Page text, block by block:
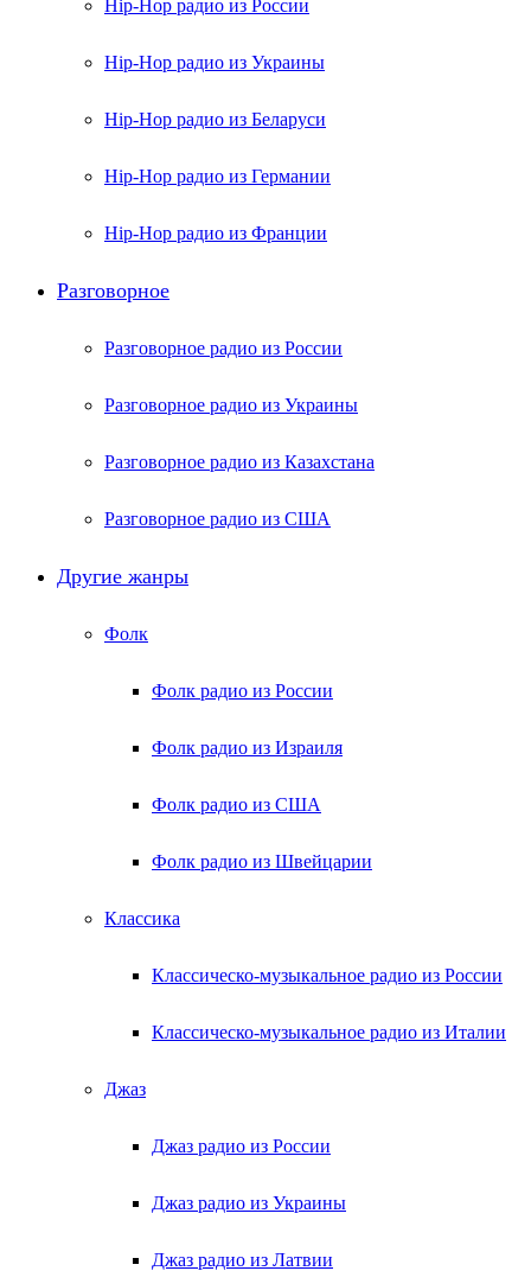
Hip-Hop радио из России
Hip-Hop радио из Украины
Hip-Hop радио из Беларуси
Hip-Hop радио из Германии
Hip-Hop радио из Франции
Разговорное
Разговорное радио из России
Разговорное радио из Украины
Разговорное радио из Казахстана
Разговорное радио из США
Другие жанры
Фолк
Фолк радио из России
Фолк радио из Израиля
Фолк радио из США
Фолк радио из Швейцарии
Классика
Классическо-музыкальное радио из России
Классическо-музыкальное радио из Италии
Джаз
Джаз радио из России
Джаз радио из Украины
Джаз радио из Латвии